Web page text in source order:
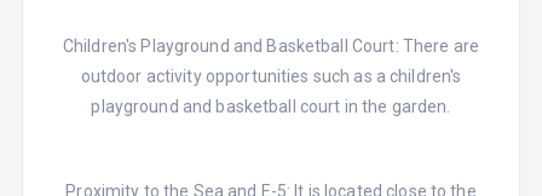
Children's Playground and Basketball Court: There are
outdoor activity opportunities such as a children's
playground and basketball court in the garden.
Proximity to the Sea and E-5: It is located close to the